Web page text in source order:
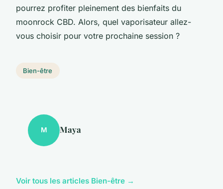
pourrez profiter pleinement des bienfaits du
moonrock CBD. Alors, quel vaporisateur allez-
vous choisir pour votre prochaine session ?
Bien-être
M Maya
Voir tous les articles Bien-être →